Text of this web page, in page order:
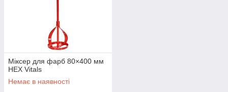
Міксер для фарб 80×400 мм
HEX Vitals
Немає в наявності